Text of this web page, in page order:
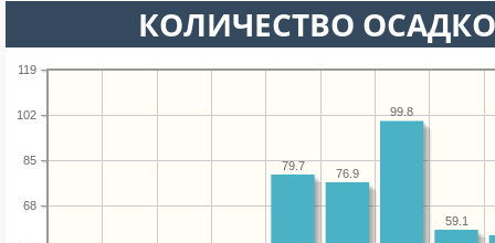
КОЛИЧЕСТВО
68
85
102
119
59.1
99.8
76.9
79.7